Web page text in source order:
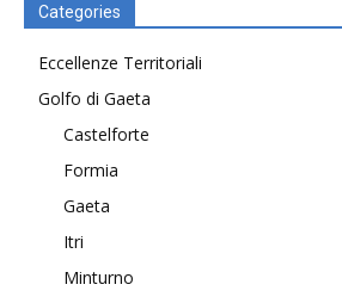
Categories
Eccellenze Territoriali
Golfo di Gaeta
Castelforte
Formia
Gaeta
Itri
Minturno